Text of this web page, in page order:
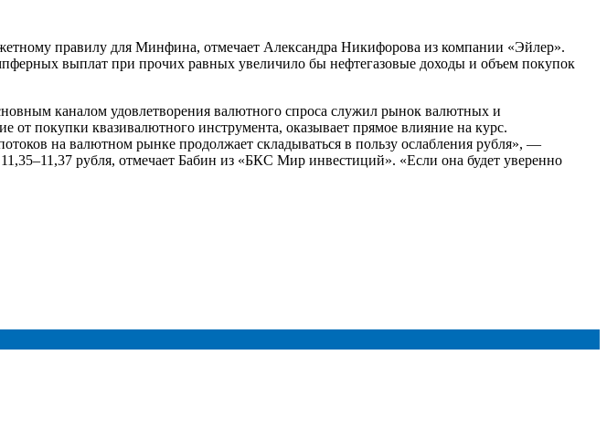
правилу для Минфина, отмечает Александра Никифорова из компании «Эйлер».
выплат при прочих равных увеличило бы нефтегазовые доходы и объем покупок
каналом удовлетворения валютного спроса служил рынок валютных и
покупки квазивалютного инструмента, оказывает прямое влияние на курс.
на валютном рынке продолжает складываться в пользу ослабления рубля», —
рубля, отмечает Бабин из «БКС Мир инвестиций». «Если она будет уверенно